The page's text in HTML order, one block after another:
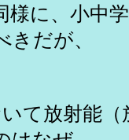
に、小中
だが、
て放射能（